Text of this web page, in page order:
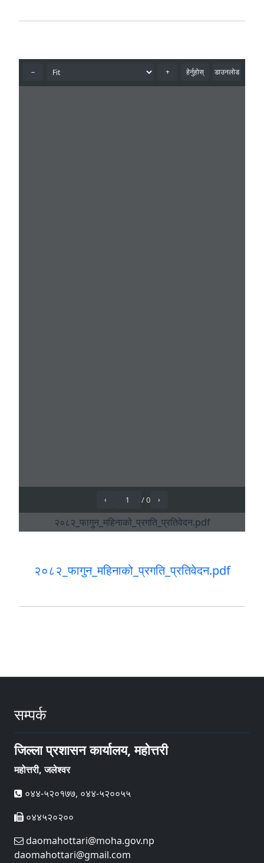
२०८२_फागुन_महिनाको_प्रगति_प्रतिवेदन.pdf
सम्पर्क
जिल्ला प्रशासन कार्यालय, महोत्तरी
महोत्तरी, जलेश्वर
०४४-५२०१७७, ०४४-५२००५५
०४४५२०२००
daomahottari@moha.gov.np
daomahottari@gmail.com